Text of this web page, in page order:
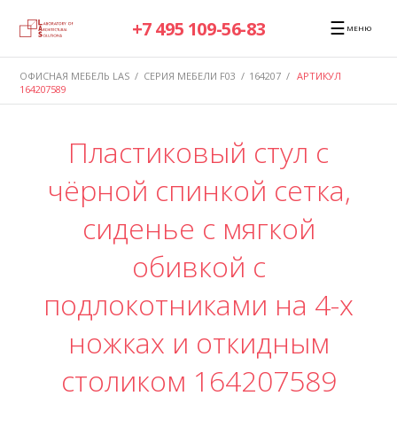
+7 495 109-56-83 ☰ МЕНЮ
ОФИСНАЯ МЕБЕЛЬ LAS / СЕРИЯ МЕБЕЛИ F03 / 164207 / АРТИКУЛ
164207589
Пластиковый стул с
чёрной спинкой сетка,
сиденье с мягкой
обивкой с
подлокотниками на 4-х
ножках и откидным
столиком 164207589